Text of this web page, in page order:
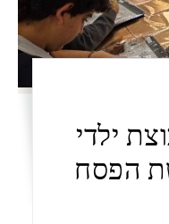
ילדי
הפסח